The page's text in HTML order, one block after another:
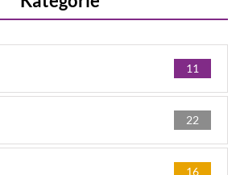
11
22
16